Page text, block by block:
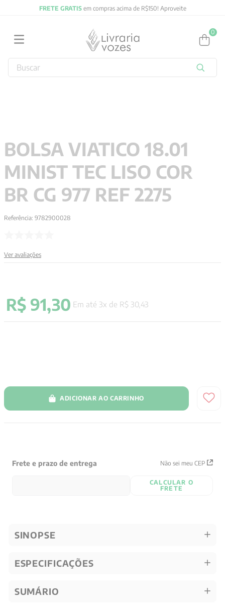
FRETE GRATISem compras acima de R$150! Aproveite
0
Buscar
BOLSA VIATICO 18.01
MINIST TEC LISO COR
BR CG 977 REF 2275
Referência: 9782900028
Ver avaliações
R$ 91,30 Em até 3x de R$ 30, 43
ADICIONAR AO CARRINHO
Frete e prazo de entrega Não sei meu CEP
CALCULAR O
FRETE
SINOPSE
ESPECIFICAÇÕES
SUMÁRIO
4 º jung
byung chul han
6º pré venda
7 º biblia
8º anselm grun
10º verena kast